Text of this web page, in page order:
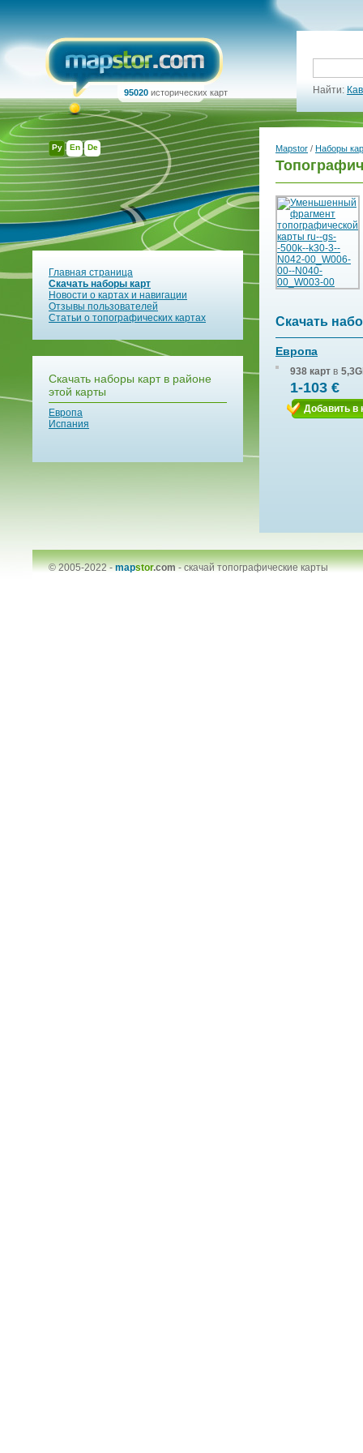
Ру En De
95020 исторических карт Найти:
Главная страница
Скачать наборы карт
Новости о картах и навигации
Отзывы пользователей
Статьи о топографических картах
Скачать наборы карт в районе
этой карты
Европа
Испания
Mapstor / Наборы
Скачать
Европа
938 карт в
1-103 €
Добавить в
© 2005-2022 -mapstor.com-скачай топографические карты